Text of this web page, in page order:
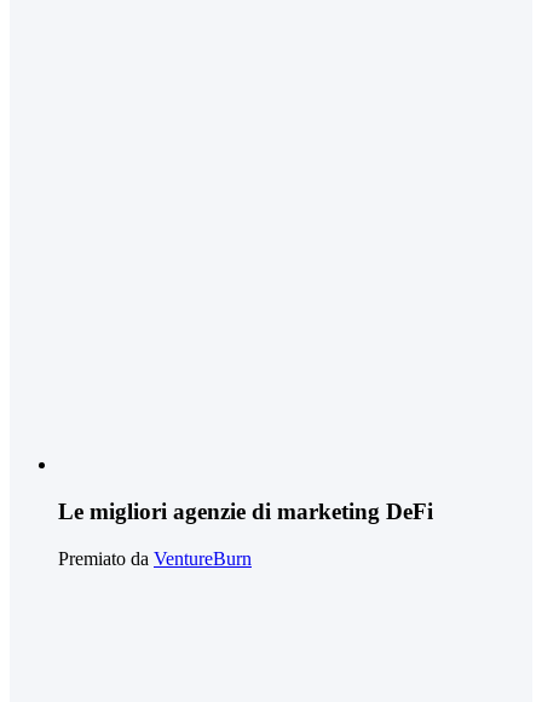
Le migliori agenzie di marketing DeFi
Premiato da VentureBurn